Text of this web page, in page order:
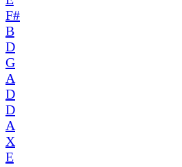
F#
B
D
G
A
D
D
A
X
E